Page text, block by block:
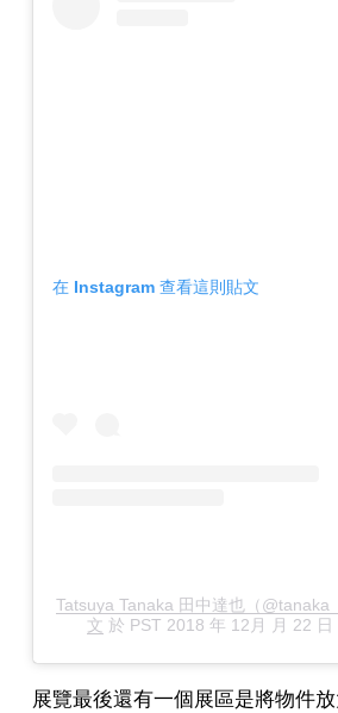
在 Instagram 查看這則貼文
Tatsuya Tanaka 田中達也（
文 於 PST 2018 年 12月 月 22 日
展覽最後還有一個展區是將物件